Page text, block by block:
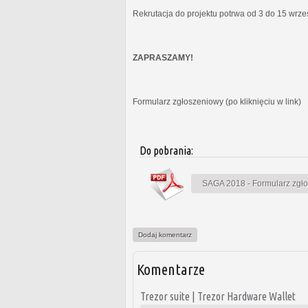
Rekrutacja do projektu potrwa od 3 do 15
ZAPRASZAMY!
Formularz zgłoszeniowy (po kliknięciu w link)
Do pobrania:
SAGA 2018 - Formularz
Dodaj komentarz
Komentarze
Trezor suite | Trezor Hardware Wallet